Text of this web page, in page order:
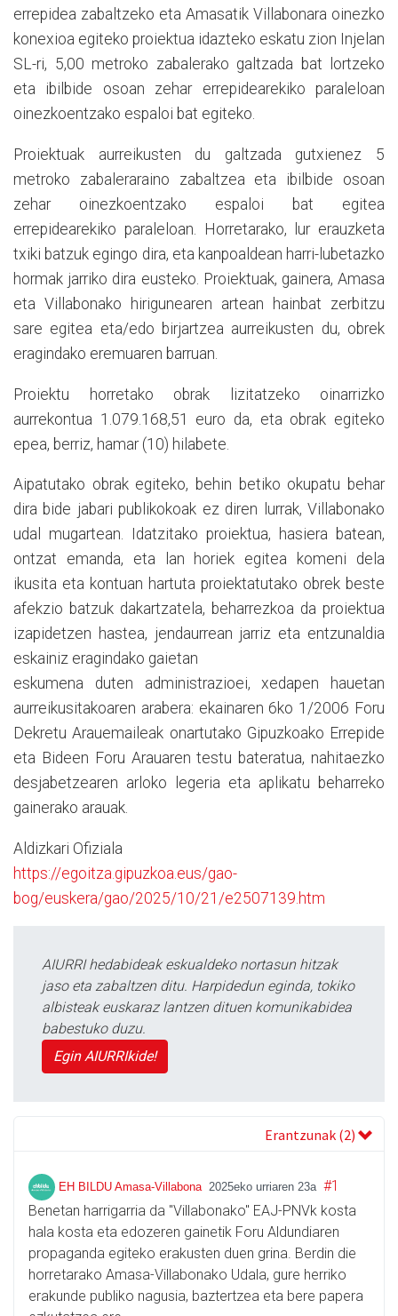
errepidea zabaltzeko eta Amasatik Villabonara oinezko
konexioa egiteko proiektua idazteko eskatu zion Injelan
SL-ri, 5,00 metroko zabalerako galtzada bat lortzeko
eta ibilbide osoan zehar errepidearekiko paraleloan
oinezkoentzako espaloi bat egiteko.
Proiektuak aurreikusten du galtzada gutxienez 5
metroko zabaleraraino zabaltzea eta ibilbide osoan
zehar oinezkoentzako espaloi bat egitea
errepidearekiko paraleloan. Horretarako, lur erauzketa
txiki batzuk egingo dira, eta kanpoaldean harri-lubetazko
hormak jarriko dira eusteko. Proiektuak, gainera, Amasa
eta Villabonako hirigunearen artean hainbat zerbitzu
sare egitea eta/edo birjartzea aurreikusten du, obrek
eragindako eremuaren barruan.
Proiektu horretako obrak lizitatzeko oinarrizko
aurrekontua 1.079.168,51 euro da, eta obrak egiteko
epea, berriz, hamar (10) hilabete.
Aipatutako obrak egiteko, behin betiko okupatu behar
dira bide jabari publikokoak ez diren lurrak, Villabonako
udal mugartean. Idatzitako proiektua, hasiera batean,
ontzat emanda, eta lan horiek egitea komeni dela
ikusita eta kontuan hartuta proiektatutako obrek beste
afekzio batzuk dakartzatela, beharrezkoa da proiektua
izapidetzen hastea, jendaurrean jarriz eta entzunaldia
eskainiz eragindako gaietan
eskumena duten administrazioei, xedapen hauetan
aurreikusitakoaren arabera: ekainaren 6ko 1/2006 Foru
Dekretu Arauemaileak onartutako Gipuzkoako Errepide
eta Bideen Foru Arauaren testu bateratua, nahitaezko
desjabetzearen arloko legeria eta aplikatu beharreko
gainerako arauak.
Aldizkari Ofiziala
https://egoitza.gipuzkoa.eus/gao-
bog/euskera/gao/2025/10/21/e2507139.htm
AIURRI hedabideak eskualdeko nortasun hitzak
jaso eta zabaltzen ditu. Harpidedun eginda, tokiko
albisteak euskaraz lantzen dituen komunikabidea
babestuko duzu.
Egin AIURRIkide!
Erantzunak (2)
EH BILDU Amasa-Villabona 2025eko urriaren 23a #1
Benetan harrigarria da "Villabonako" EAJ-PNVk kosta
hala kosta eta edozeren gainetik Foru Aldundiaren
propaganda egiteko erakusten duen grina. Berdin die
horretarako Amasa-Villabonako Udala, gure herriko
erakunde publiko nagusia, baztertzea eta bere papera